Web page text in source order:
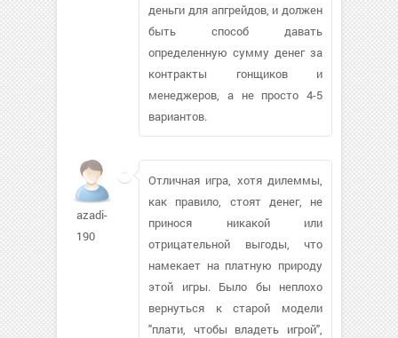
деньги для апгрейдов, и должен
быть способ давать
определенную сумму денег за
контракты гонщиков и
менеджеров, а не просто 4-5
вариантов.
azadi-
190
Отличная игра, хотя дилеммы,
как правило, стоят денег, не
принося никакой или
отрицательной выгоды, что
намекает на платную природу
этой игры. Было бы неплохо
вернуться к старой модели
"плати, чтобы владеть игрой",